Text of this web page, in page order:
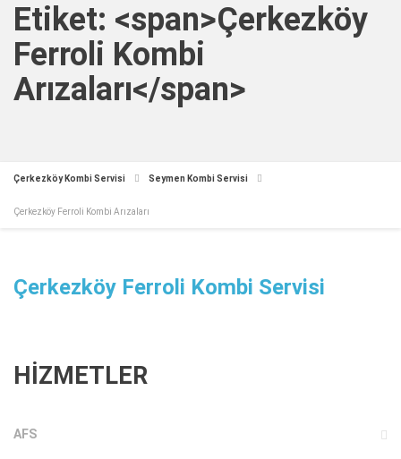
Etiket: <span>Çerkezköy
Ferroli Kombi
Arızaları</span>
Çerkezköy Kombi Servisi Seymen Kombi Servisi
Çerkezköy Ferroli Kombi Arızaları
Çerkezköy Ferroli Kombi Servisi
HİZMETLER
AFS